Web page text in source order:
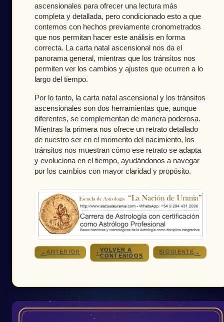
ascensionales para ofrecer una lectura más
completa y detallada, pero condicionado esto a que
contemos con hechos previamente cronometrados
que nos permitan hacer este análisis en forma
correcta. La carta natal ascensional nos da el
panorama general, mientras que los tránsitos nos
permiten ver los cambios y ajustes que ocurren a lo
largo del tiempo.
Por lo tanto, la carta natal ascensional y los tránsitos
ascensionales son dos herramientas que, aunque
diferentes, se complementan de manera poderosa.
Mientras la primera nos ofrece un retrato detallado
de nuestro ser en el momento del nacimiento, los
tránsitos nos muestran cómo ese retrato se adapta
y evoluciona en el tiempo, ayudándonos a navegar
por los cambios con mayor claridad y propósito.
←ANTERIOR ↑VOLVER A
CONTENIDOS
SIGUIENTE →